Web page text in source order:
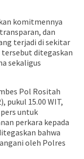
komitmennya
dan
terjadi di sekitar
ditegaskan
sekaligus
Pol Rositah
pukul 15.00 WIT,
untuk
perkara kepada
bahwa
oleh Polres